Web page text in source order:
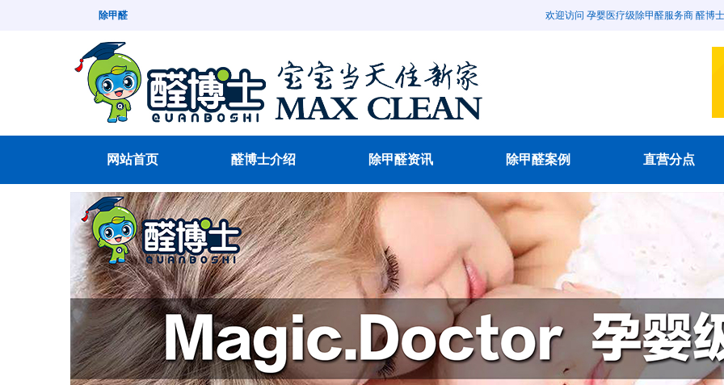
欢迎访问 孕婴医疗级除甲醛服务商 醛博
除甲醛
网站首页 醛博士介绍 除甲醛资讯 除甲醛案例 直营分点